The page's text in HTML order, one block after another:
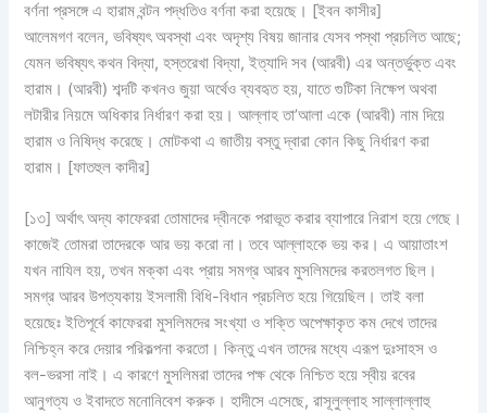
বর্ণনা প্রসঙ্গে এ হারাম বন্টন পদ্ধতিও বর্ণনা করা হয়েছে। [ইবন কাসীর]
আলেমগণ বলেন, ভবিষ্যৎ অবস্থা এবং অদৃশ্য বিষয় জানার যেসব পস্থা প্রচলিত আছে;
যেমন ভবিষ্যৎ কথন বিদ্যা, হস্তরেখা বিদ্যা, ইত্যাদি সব (আরবী) এর অন্তর্ভুক্ত এবং
হারাম। (আরবী) শব্দটি কখনও জুয়া অর্থেও ব্যবহৃত হয়, যাতে গুটিকা নিক্ষেপ অথবা
লটারীর নিয়মে অধিকার নির্ধারণ করা হয়। আল্লাহ তা’আলা একে (আরবী) নাম দিয়ে
হারাম ও নিষিদ্ধ করেছে। মোটকথা এ জাতীয় বস্তু দ্বারা কোন কিছু নির্ধারণ করা
হারাম। [ফাতহুল কাদীর]
[১৩] অর্থাৎ অদ্য কাফেররা তোমাদের দ্বীনকে পরাভূত করার ব্যাপারে নিরাশ হয়ে গেছে।
কাজেই তোমরা তাদেরকে আর ভয় করো না। তবে আল্লাহকে ভয় কর। এ আয়াতাংশ
যখন নাযিল হয়, তখন মক্কা এবং প্রায় সমগ্র আরব মুসলিমদের করতলগত ছিল।
সমগ্র আরব উপত্যকায় ইসলামী বিধি-বিধান প্রচলিত হয়ে গিয়েছিল। তাই বলা
হয়েছেঃ ইতিপূর্বে কাফেররা মুসলিমদের সংখ্যা ও শক্তি অপেক্ষাকৃত কম দেখে তাদের
নিশ্চিহ্ন করে দেয়ার পরিকল্পনা করতো। কিন্তু এখন তাদের মধ্যে এরূপ দুঃসাহস ও
বল-ভরসা নাই। এ কারণে মুসলিমরা তাদের পক্ষ থেকে নিশ্চিত হয়ে স্বীয় রবের
আনুগত্য ও ইবাদতে মনোনিবেশ করুক। হাদীসে এসেছে, রাসূলুল্লাহ সাল্লাল্লাহু